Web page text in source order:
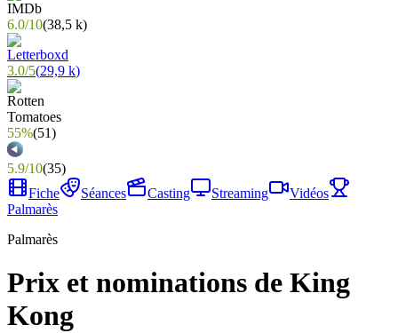
6.0/10(38,5 k)
3.0/5(29,9 k)
55%(51)
5.9/10(35)
Fiche
Séances Casting Streaming
Vidéos
Palmarès
Palmarès
Prix et nominations de King
Kong